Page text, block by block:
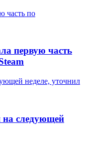
часть по
первую часть
неделе, уточнил
следующей